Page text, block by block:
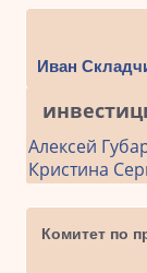
Иван
Алексей
Кристина
Комитет по